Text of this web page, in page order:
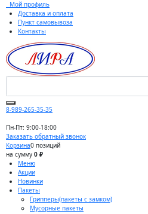
Мой профиль
Доставка и оплата
Пункт самовывоза
Контакты
8-989-265-35-35
Пн-Пт: 9:00-18:00
Заказать обратный звонок
Корзина0 позиций
на сумму 0 ₽
Меню
Акции
Новинки
Пакеты
Грипперы(пакеты с замком)
Мусорные пакеты